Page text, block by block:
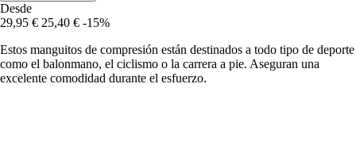
Desde
29,95 € 25,40 € -15%
Estos manguitos de compresión están destinados a todo tipo de deporte
como el balonmano, el ciclismo o la carrera a pie. Aseguran una
excelente comodidad durante el esfuerzo.